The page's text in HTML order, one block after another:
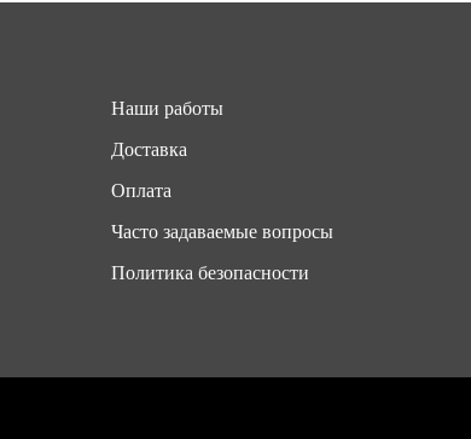
Наши работы
Доставка
Оплата
Часто задаваемые вопросы
Политика безопасности